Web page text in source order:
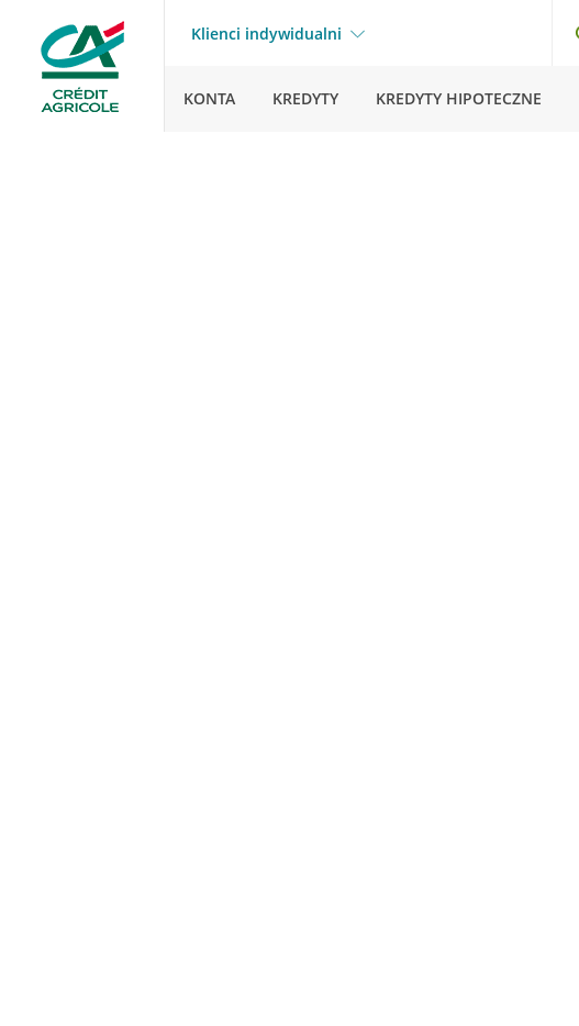
Klienci indywidualni
KONTA KREDYTY KREDYTY HIPOTECZNE